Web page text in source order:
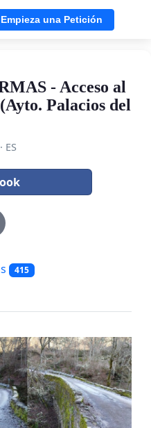
Empieza una Petición
- Acceso al
Palacios del
ES
415